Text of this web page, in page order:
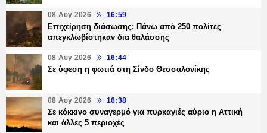
08 Αυγ 2026 16:59
Επιχείρηση διάσωσης: Πάνω από 250 πολίτες
απεγκλωβίστηκαν δια θαλάσσης
08 Αυγ 2026 16:44
Σε ύφεση η φωτιά στη Σίνδο Θεσσαλονίκης
08 Αυγ 2026 16:38
Σε κόκκινο συναγερμό για πυρκαγιές αύριο η Αττική
και άλλες 5 περιοχές